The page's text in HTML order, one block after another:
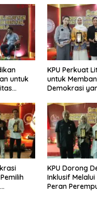
untuk
KPU Perkuat
untuk
Demokrasi
KPU Dorong
Inklusif
Peran